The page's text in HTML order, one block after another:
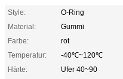
Style:
O-Ring
Material:
Gummi
Farbe:
rot
Temperatur:
-40℃~120℃
Härte:
Ufer 40~90